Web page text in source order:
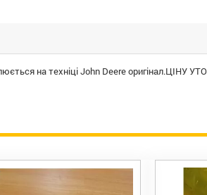
натехніціJohn Deere оригінал.ЦІНУ